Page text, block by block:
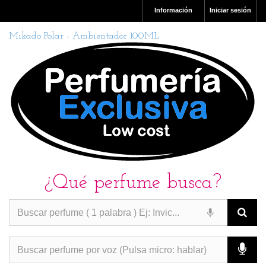
Iniciar sesión
Información
Mikado Polar - Ambientador 100ML
¿Qué perfume busca?